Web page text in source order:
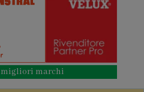
migliori marchi